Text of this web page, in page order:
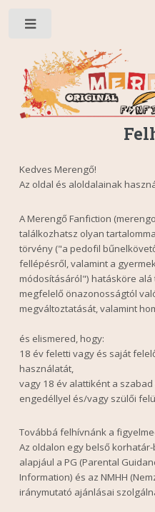
Kedves Merengő!
Az oldal és aloldalainak
A Merengő Fanfiction
találkozhatsz olyan
törvény ("a pedofil
fellépésről, valamint a
módosításáról") hatásköre
megfelelő önazonosságtól
megváltoztatását, valamint
és elismered, hogy:
18 év feletti vagy és saját
használatát,
vagy 18 év alattiként a
engedéllyel és/vagy szülői
Továbbá felhívnánk a
Az oldalon egy belső
alapjául a PG (Parental
Information) és az NMHH
iránymutató ajánlásai